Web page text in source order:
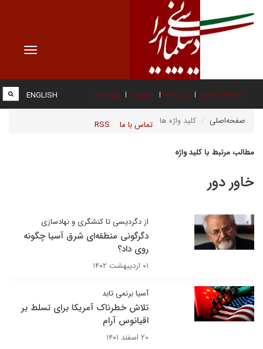
Toggle
صفحه نخست درباره ما عضویت پیوند ها
تماس با ما RSS
ENGLISH
صفحه‌اصلی کلید واژه ها
مطالب مرتبط با کلید واژه
خاور دور
از دگردیسی تا کنشگری و نهادسازی
دگرگونی منطقه‌ای شرق آسیا چگونه
روی داد؟
۰۱ اردیبهشت ۱۴۰۲
آسیا برنمی تابد
تلاش خطرناک آمریکا برای تسلط بر
اقیانوس آرام
۲۰ اسفند ۱۴۰۱